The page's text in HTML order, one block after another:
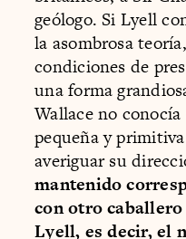
geólogo. Si Lyell
la asombrosa
condiciones de
una forma
Wallace no
pequeña y
averiguar su
mantenido
con otro
Lyell, es decir, el